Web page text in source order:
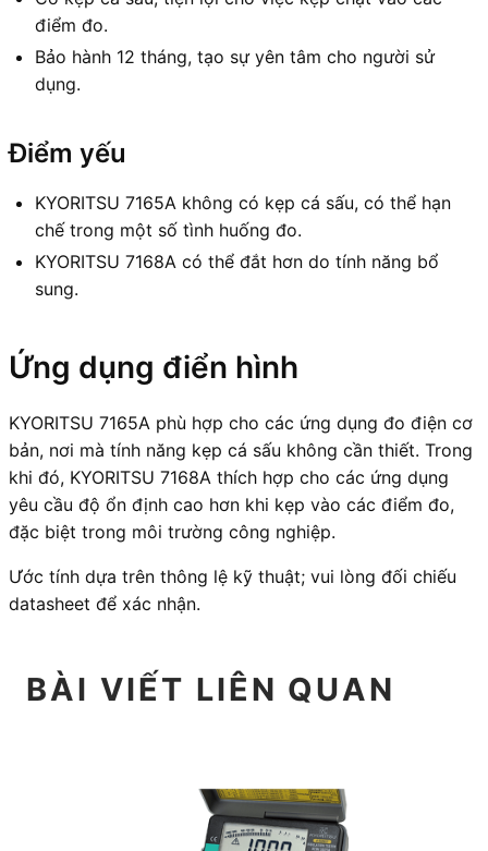
điểm đo.
Bảo hành 12 tháng, tạo sự yên tâm cho người sử
dụng.
Điểm yếu
KYORITSU 7165A không có kẹp cá sấu, có thể hạn
chế trong một số tình huống đo.
KYORITSU 7168A có thể đắt hơn do tính năng bổ
sung.
Ứng dụng điển hình
KYORITSU 7165A phù hợp cho các ứng dụng đo điện cơ
bản, nơi mà tính năng kẹp cá sấu không cần thiết. Trong
khi đó, KYORITSU 7168A thích hợp cho các ứng dụng
yêu cầu độ ổn định cao hơn khi kẹp vào các điểm đo,
đặc biệt trong môi trường công nghiệp.
Ước tính dựa trên thông lệ kỹ thuật; vui lòng đối chiếu
datasheet để xác nhận.
BÀI VIẾT LIÊN QUAN